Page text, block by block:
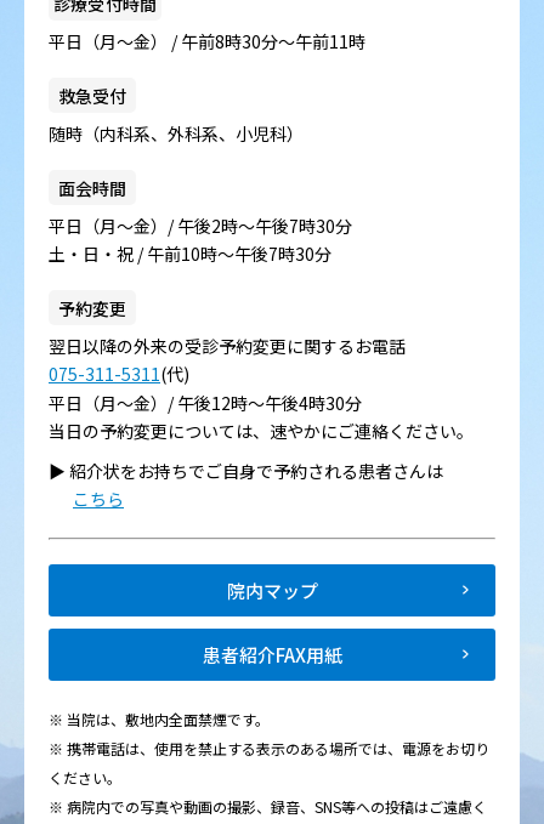
平日（月～金） / 午前8時30分～午前11時
救急受付
随時（内科系、外科系、小児科）
面会時間
平日（月～金）/ 午後2時～午後7時30分
土・日・祝 / 午前10時～午後7時30分
予約変更
翌日以降の外来の受診予約変更に関するお電話
075-311-5311(代)
平日（月～金）/ 午後12時～午後4時30分
当日の予約変更については、速やかにご連絡ください。
▶︎ 紹介状をお持ちでご自身で予約される患者さんは
こちら
院内マップ
患者紹介FAX用紙
※ 当院は、敷地内全面禁煙です。
※ 携帯電話は、使用を禁止する表示のある場所では、電源をお切り
ください。
※ 病院内での写真や動画の撮影、録音、SNS等への投稿はご遠慮く